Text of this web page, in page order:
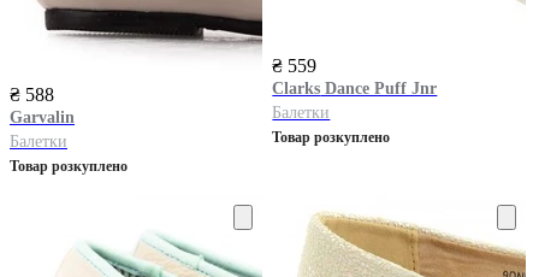
₴ 588
Garvalin
Балетки
Товар розкуплено
₴ 559
Clarks Dance Puff Jnr
Балетки
Товар розкуплено